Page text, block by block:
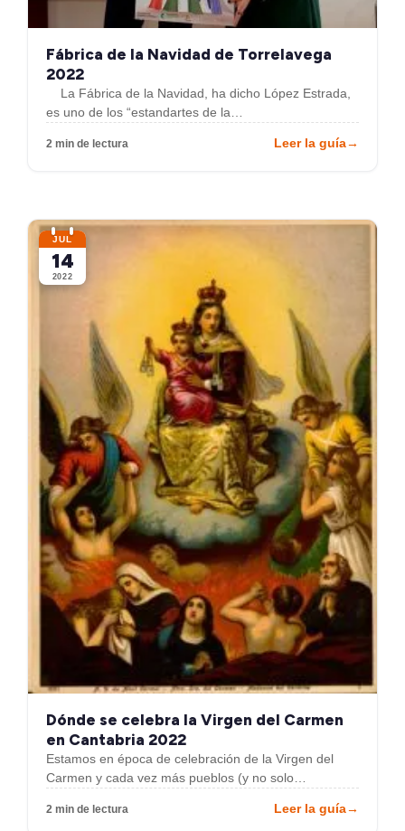
Fábrica de la Navidad de Torrelavega
2022
La Fábrica de la Navidad, ha dicho López Estrada,
es uno de los “estandartes de la…
2 min de lectura Leer la guía→
JUL
14
2022
Dónde se celebra la Virgen del Carmen
en Cantabria 2022
Estamos en época de celebración de la Virgen del
Carmen y cada vez más pueblos (y no solo…
2 min de lectura Leer la guía→